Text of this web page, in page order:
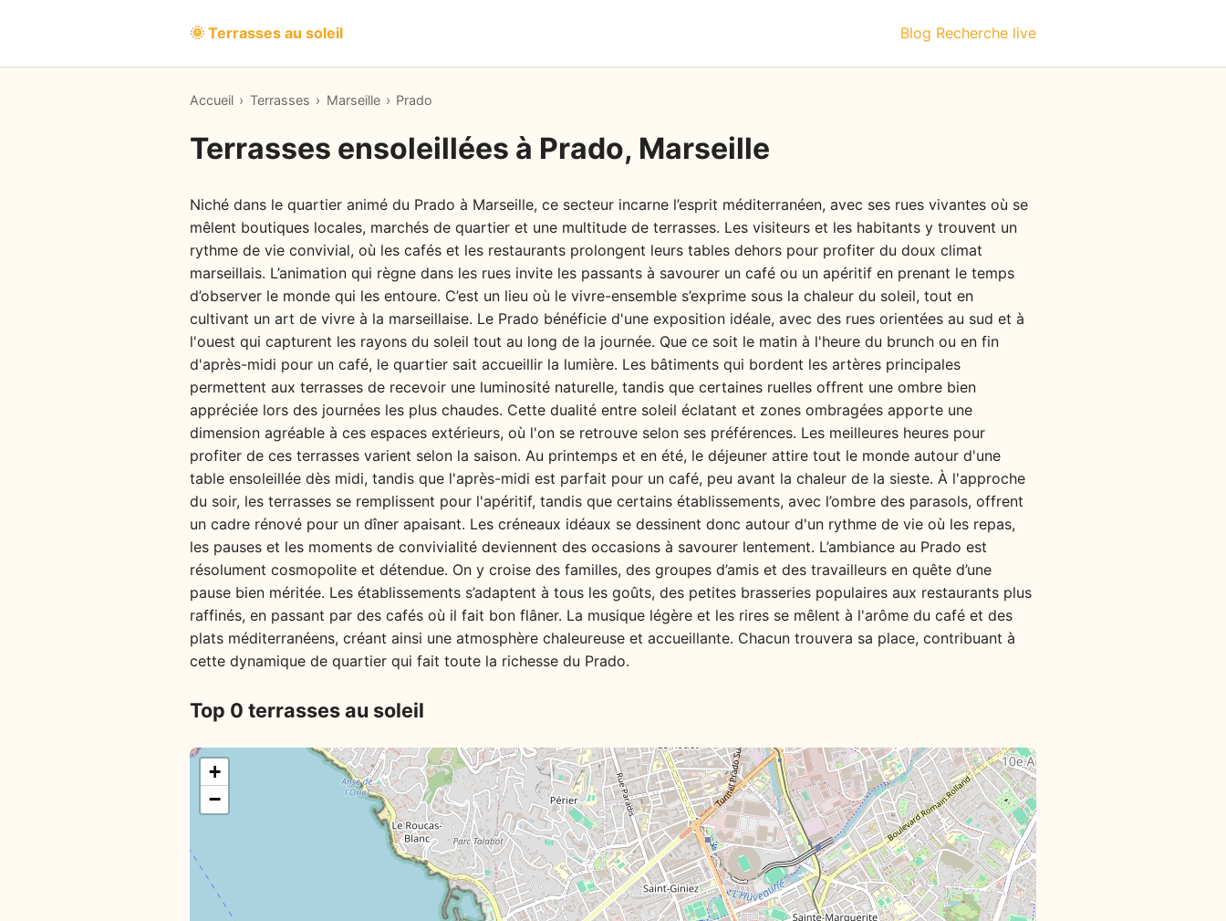
🌞 Terrasses au soleil Blog Recherche live
Accueil › Terrasses › Marseille › Prado
Terrasses ensoleillées à Prado, Marseille
Niché dans le quartier animé du Prado à Marseille, ce secteur incarne l’esprit méditerranéen, avec ses rues vivantes où se
mêlent boutiques locales, marchés de quartier et une multitude de terrasses. Les visiteurs et les habitants y trouvent un
rythme de vie convivial, où les cafés et les restaurants prolongent leurs tables dehors pour profiter du doux climat
marseillais. L’animation qui règne dans les rues invite les passants à savourer un café ou un apéritif en prenant le temps
d’observer le monde qui les entoure. C’est un lieu où le vivre-ensemble s’exprime sous la chaleur du soleil, tout en
cultivant un art de vivre à la marseillaise. Le Prado bénéficie d'une exposition idéale, avec des rues orientées au sud et à
l'ouest qui capturent les rayons du soleil tout au long de la journée. Que ce soit le matin à l'heure du brunch ou en fin
d'après-midi pour un café, le quartier sait accueillir la lumière. Les bâtiments qui bordent les artères principales
permettent aux terrasses de recevoir une luminosité naturelle, tandis que certaines ruelles offrent une ombre bien
appréciée lors des journées les plus chaudes. Cette dualité entre soleil éclatant et zones ombragées apporte une
dimension agréable à ces espaces extérieurs, où l'on se retrouve selon ses préférences. Les meilleures heures pour
profiter de ces terrasses varient selon la saison. Au printemps et en été, le déjeuner attire tout le monde autour d'une
table ensoleillée dès midi, tandis que l'après-midi est parfait pour un café, peu avant la chaleur de la sieste. À l'approche
du soir, les terrasses se remplissent pour l'apéritif, tandis que certains établissements, avec l’ombre des parasols, offrent
un cadre rénové pour un dîner apaisant. Les créneaux idéaux se dessinent donc autour d'un rythme de vie où les repas,
les pauses et les moments de convivialité deviennent des occasions à savourer lentement. L’ambiance au Prado est
résolument cosmopolite et détendue. On y croise des familles, des groupes d’amis et des travailleurs en quête d’une
pause bien méritée. Les établissements s’adaptent à tous les goûts, des petites brasseries populaires aux restaurants plus
raffinés, en passant par des cafés où il fait bon flâner. La musique légère et les rires se mêlent à l'arôme du café et des
plats méditerranéens, créant ainsi une atmosphère chaleureuse et accueillante. Chacun trouvera sa place, contribuant à
cette dynamique de quartier qui fait toute la richesse du Prado.
Top 0 terrasses au soleil
+
−